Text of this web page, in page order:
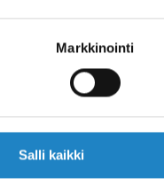
Markkinointi
Salli kaikki
matkailuun
tavoitteita
luodaan